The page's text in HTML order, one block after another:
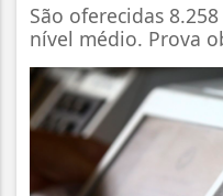
São oferecidas
nível médio. Prova